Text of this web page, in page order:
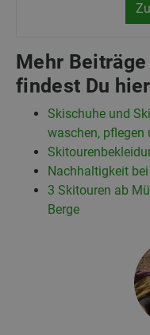
Mehr
findest Du
Skischuhe und
waschen, pflegen
Nachhaltigkeit
3 Skitouren ab
Berge